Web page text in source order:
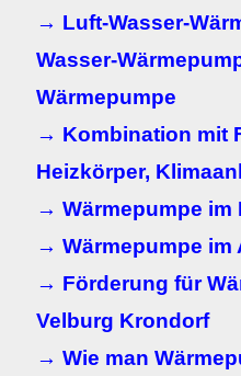
→ Luft-Wasser-
Wasser-
Wärmepumpe
→ Kombination mit
Heizkörper,
→ Wärmepumpe im
→ Wärmepumpe im
→ Förderung für
Velburg Krondorf
→ Wie man